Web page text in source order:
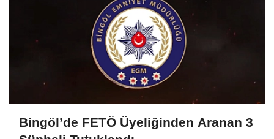
Bingöl’de FETÖ Üyeliğinden Aranan 3